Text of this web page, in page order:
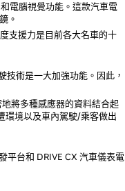
電腦視覺功能。這款汽車電
。
支援力是目前各大名車的十
術是一大加強功能。因此，
將多種感應器的資料結合起
環境以及車內駕駛/乘客做出
平台和 DRIVE CX 汽車儀表電